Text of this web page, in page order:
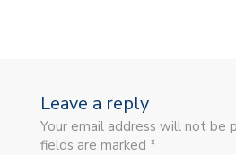
Leave a reply
Your email address will not be
fields are marked *